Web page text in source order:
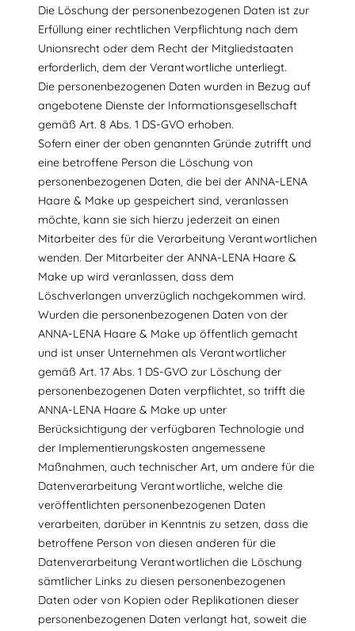
Die Löschung der personenbezogenen Daten ist zur
Erfüllung einer rechtlichen Verpflichtung nach dem
Unionsrecht oder dem Recht der Mitgliedstaaten
erforderlich, dem der Verantwortliche unterliegt.
Die personenbezogenen Daten wurden in Bezug auf
angebotene Dienste der Informationsgesellschaft
gemäß Art. 8 Abs. 1 DS-GVO erhoben.
Sofern einer der oben genannten Gründe zutrifft und
eine betroffene Person die Löschung von
personenbezogenen Daten, die bei der ANNA-LENA
Haare & Make up gespeichert sind, veranlassen
möchte, kann sie sich hierzu jederzeit an einen
Mitarbeiter des für die Verarbeitung Verantwortlichen
wenden. Der Mitarbeiter der ANNA-LENA Haare &
Make up wird veranlassen, dass dem
Löschverlangen unverzüglich nachgekommen wird.
Wurden die personenbezogenen Daten von der
ANNA-LENA Haare & Make up öffentlich gemacht
und ist unser Unternehmen als Verantwortlicher
gemäß Art. 17 Abs. 1 DS-GVO zur Löschung der
personenbezogenen Daten verpflichtet, so trifft die
ANNA-LENA Haare & Make up unter
Berücksichtigung der verfügbaren Technologie und
der Implementierungskosten angemessene
Maßnahmen, auch technischer Art, um andere für die
Datenverarbeitung Verantwortliche, welche die
veröffentlichten personenbezogenen Daten
verarbeiten, darüber in Kenntnis zu setzen, dass die
betroffene Person von diesen anderen für die
Datenverarbeitung Verantwortlichen die Löschung
sämtlicher Links zu diesen personenbezogenen
Daten oder von Kopien oder Replikationen dieser
personenbezogenen Daten verlangt hat, soweit die